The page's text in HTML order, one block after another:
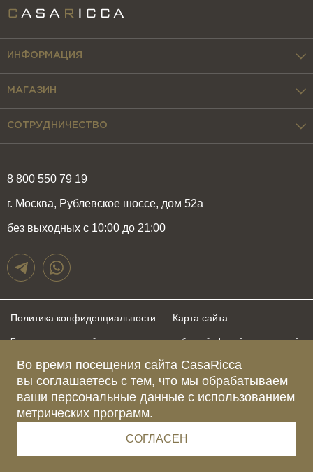
Во время посещения сайта CasaRicca
вы соглашаетесь с тем, что мы обрабатываем
ваши персональные данные с использованием
метрических программ.
СОГЛАСЕН
8 800 550 79 19
г. Москва, Рублевское шоссе, дом 52а
без выходных с 10:00 до 21:00
ИНФОРМАЦИЯ
МАГАЗИН
СОТРУДНИЧЕСТВО
Политика конфиденциальности Карта сайта
Представленные на сайте цены не являются публичной офертой, определяемой
быть изменены в любое время без предупреждения. Для получения актуальной и
подробной информации о стоимости, сроках и условиях поставки просьба
обращаться к менеджерам по указанным выше телефонам
Зарегистрированное название компании
Адрес Ш. РУБЛЁВСКОЕ, Д. 52А, ПОМЕЩ. I ЭТАЖ 2, КОМ. 81 Г.МОСКВА, ВН.ТЕР.
Телефон компании +79015477974